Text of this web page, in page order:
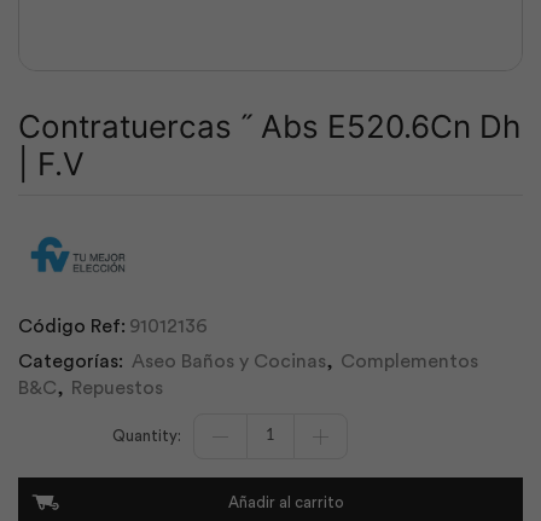
Contratuercas ˝ Abs E520.6Cn Dh
| F.V
Código Ref: 91012136
Categorías: Aseo Baños y Cocinas, Complementos
B&C, Repuestos
Añadir al carrito